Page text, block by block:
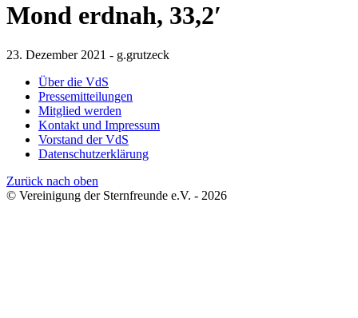
Mond erdnah, 33,2′
23. Dezember 2021 - g.grutzeck
Über die VdS
Pressemitteilungen
Mitglied werden
Kontakt und Impressum
Vorstand der VdS
Datenschutzerklärung
Zurück nach oben
© Vereinigung der Sternfreunde e.V. - 2026